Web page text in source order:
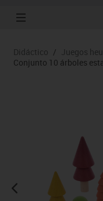
Didáctico / Juegos
Conjunto 10 árboles